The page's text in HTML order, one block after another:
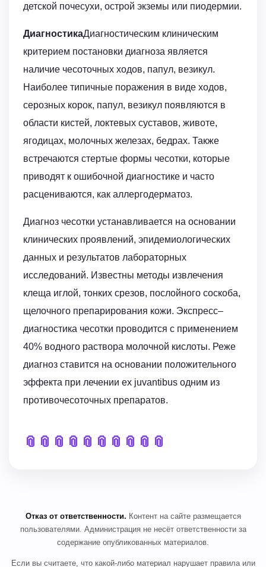
детской почесухи, острой экземы или пиодермии.
ДиагностикаДиагностическим клиническим
критерием постановки диагноза является
наличие чесоточных ходов, папул, везикул.
Наиболее типичные поражения в виде ходов,
серозных корок, папул, везикул появляются в
области кистей, локтевых суставов, животе,
ягодицах, молочных железах, бедрах. Также
встречаются стертые формы чесотки, которые
приводят к ошибочной диагностике и часто
расцениваются, как аллергодерматоз.
Диагноз чесотки устанавливается на основании
клинических проявлений, эпидемиологических
данных и результатов лабораторных
исследований. Известны методы извлечения
клеща иглой, тонких срезов, послойного соскоба,
щелочного препарирования кожи. Экспресс–
диагностика чесотки проводится с применением
40% водного раствора молочной кислоты. Реже
диагноз ставится на основании положительного
эффекта при лечении ex juvantibus одним из
противочесоточных препаратов.
📎 📎 📎 📎 📎 📎 📎 📎 📎 📎
Отказ от ответственности. Контент на сайте размещается
пользователями. Администрация не несёт ответственности за
содержание опубликованных материалов.
Если вы считаете, что какой-либо материал нарушает правила или